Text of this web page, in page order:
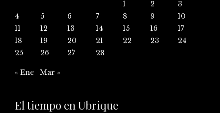
1
2
3
4
5 6 7 8 9
10
11
12 13 14 15 16
17
18
19 20 21 22 23
24
25
26 27 28
« Ene Mar »
El tiempo en Ubrique